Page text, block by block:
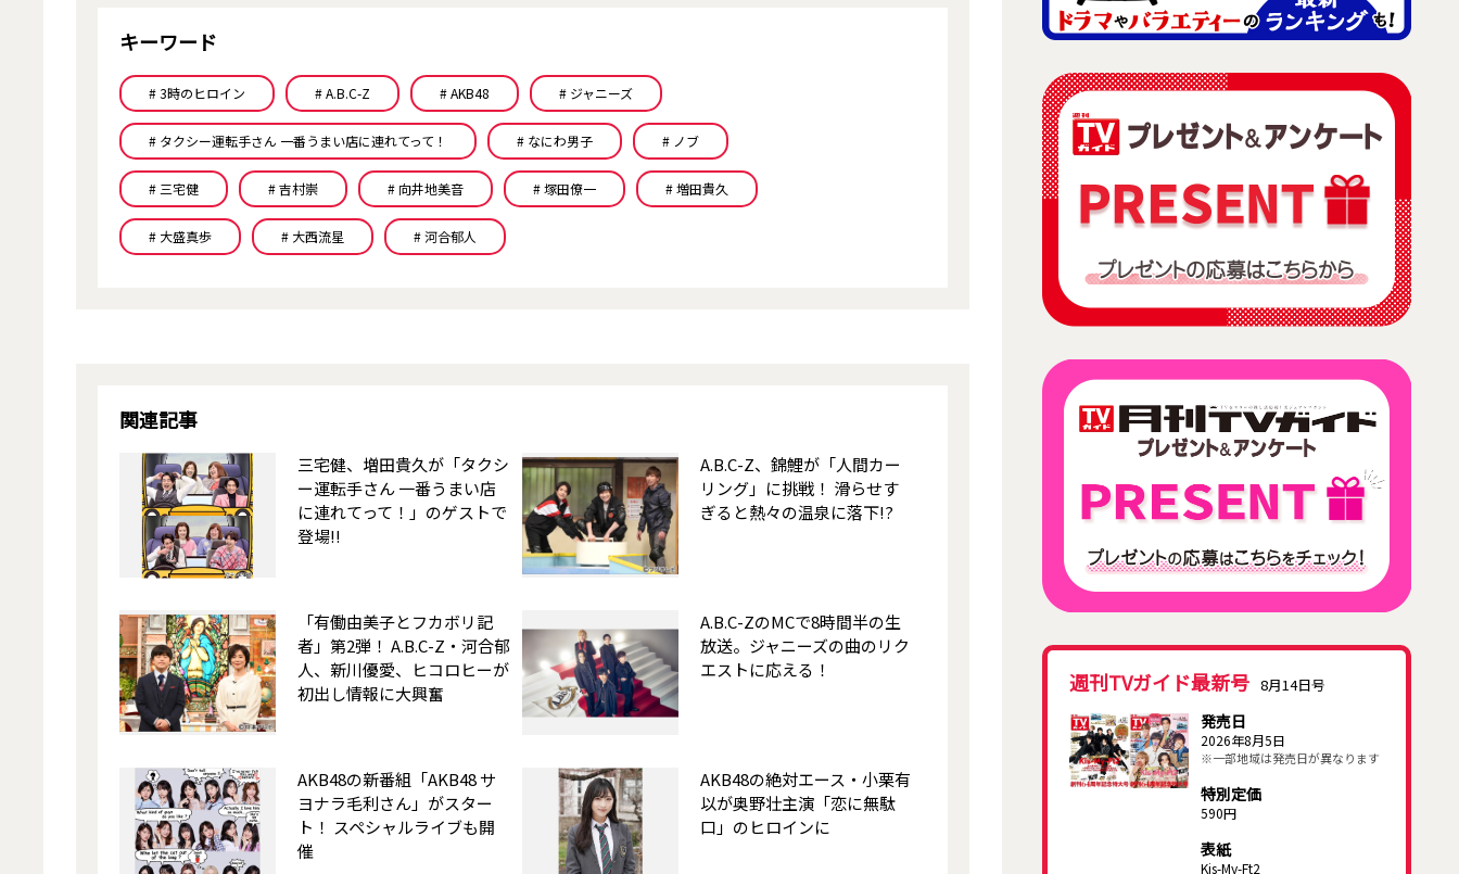
キーワード
# 3時のヒロイン # A.B.C-Z # AKB48 # ジャニーズ
# タクシー運転手さん 一番うまい店に連れてって！ # なにわ男子 # ノブ
# 三宅健 # 吉村崇 # 向井地美音 # 塚田僚一 # 増田貴久
# 大盛真歩 # 大西流星 # 河合郁人
関連記事
三宅健、増田貴久が「タクシ
ー運転手さん 一番うまい店
に連れてって！」のゲストで
登場!!
A.B.C-Z、錦鯉が「人間カー
リング」に挑戦！ 滑らせす
ぎると熱々の温泉に落下!?
「有働由美子とフカボリ記
者」第2弾！ A.B.C-Z・河合郁
人、新川優愛、ヒコロヒーが
初出し情報に大興奮
A.B.C-ZのMCで8時間半の生
放送。ジャニーズの曲のリク
エストに応える！
AKB48の新番組「AKB48 サ
ヨナラ毛利さん」がスター
ト！ スペシャルライブも開
催
AKB48の絶対エース・小栗有
以が奥野壮主演「恋に無駄
口」のヒロインに
週刊TVガイド最新号 8月14日号
発売日
2026年8月5日
※一部地域は発売日が異なります
特別定価
590円
表紙
Kis-My-Ft2